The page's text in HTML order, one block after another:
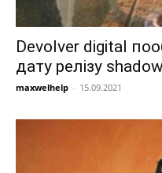
Devolver digital
дату релізу
maxwelhelp - 15.09.2021